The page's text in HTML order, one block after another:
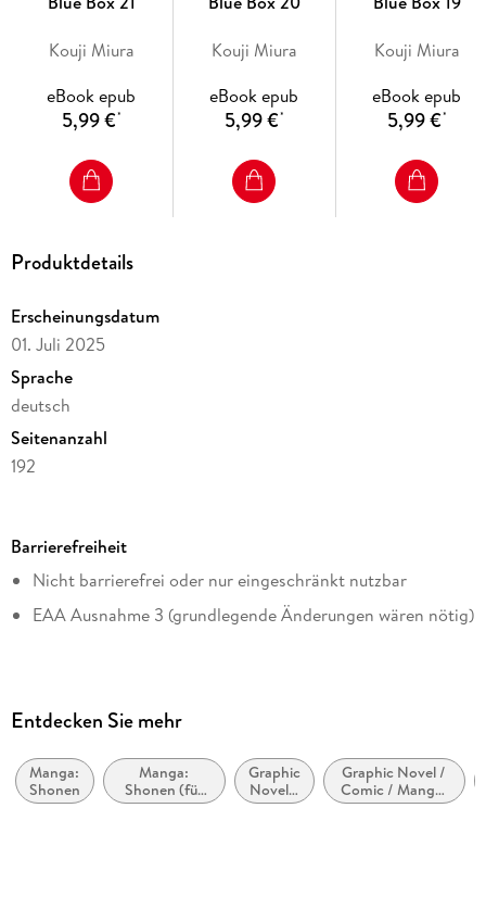
Abgeschlossen in 28 Bänden
Bekannt aus der Weekly Shonen Jump!
Sportliche Wettkämpfe, ganz große Gefühle und der
Für Fans von großartigen Liebesgeschichten, Basketball,
Badminton und Turnen!
Kouji Miura
eBook epub
5,99 €*
Kouji Miura
eBook epub
5,99 €*
Kouji Miura
eBook epub
5,99 €*
Produktdetails
Erscheinungsdatum
01. Juli 2025
Sprache
deutsch
Seitenanzahl
192
Altersempfehlung
von 12 bis 99 Jahren
Reihe
Kouji Miura
Antje Bockel
Verlag/Hersteller
Barrierefreiheit
Nicht barrierefrei oder nur eingeschränkt nutzbar
EAA Ausnahme 3 (grundlegende Änderungen wären nötig)
Entdecken Sie mehr
Manga:
Shonen
Manga:
Shonen (für
Jungen im
Graphic
Novel /
Comic
Graphic Novel /
Comic / Manga:
Schule,